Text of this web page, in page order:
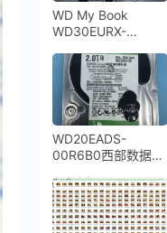
WD My Book
WD30EURX-
盘倒下摔坏导致磁头
损坏开盘数据恢复成
功
WD20EADS-
00R6B0西部数据
停转更换磁头开盘数
据恢复成功